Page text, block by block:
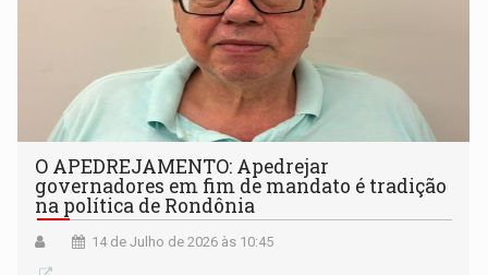
O APEDREJAMENTO: Apedrejar
governadores em fim de mandato é tradição
na política de Rondônia
14 de Julho de 2026 às 10:45